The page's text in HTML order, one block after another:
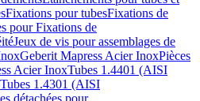
Fixations pour tubesFixations de
pour Fixations de
Jeux de vis pour assemblages de
Geberit Mapress Acier InoxPièces
Acier InoxTubes 1.4401 (AISI
Tubes 1.4301 (AISI
détachées pour